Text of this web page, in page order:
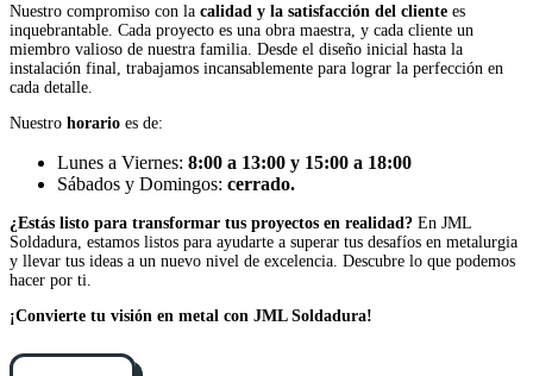
Nuestro compromiso con la calidad y la satisfacción del cliente es
inquebrantable. Cada proyecto es una obra maestra, y cada cliente un
miembro valioso de nuestra familia. Desde el diseño inicial hasta la
instalación final, trabajamos incansablemente para lograr la perfección en
cada detalle.
Nuestro horario es de:
Lunes a Viernes: 8:00 a 13:00 y 15:00 a 18:00
Sábados y Domingos: cerrado.
¿Estás listo para transformar tus proyectos en realidad? En JML
Soldadura, estamos listos para ayudarte a superar tus desafíos en metalurgia
y llevar tus ideas a un nuevo nivel de excelencia. Descubre lo que podemos
hacer por ti.
¡Convierte tu visión en metal con JML Soldadura!